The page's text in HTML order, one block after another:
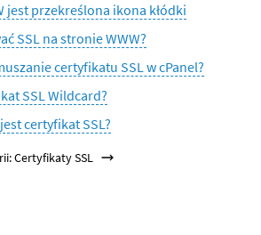
jest przekreślona ikona kłódki
SSL na stronie WWW?
certyfikatu SSL w cPanel?
SSL Wildcard?
certyfikat SSL?
Certyfikaty SSL